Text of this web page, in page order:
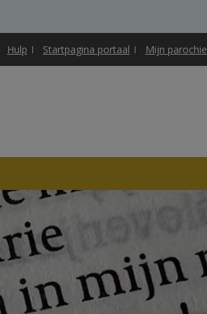
Hulp Startpagina portaal Mijn parochie